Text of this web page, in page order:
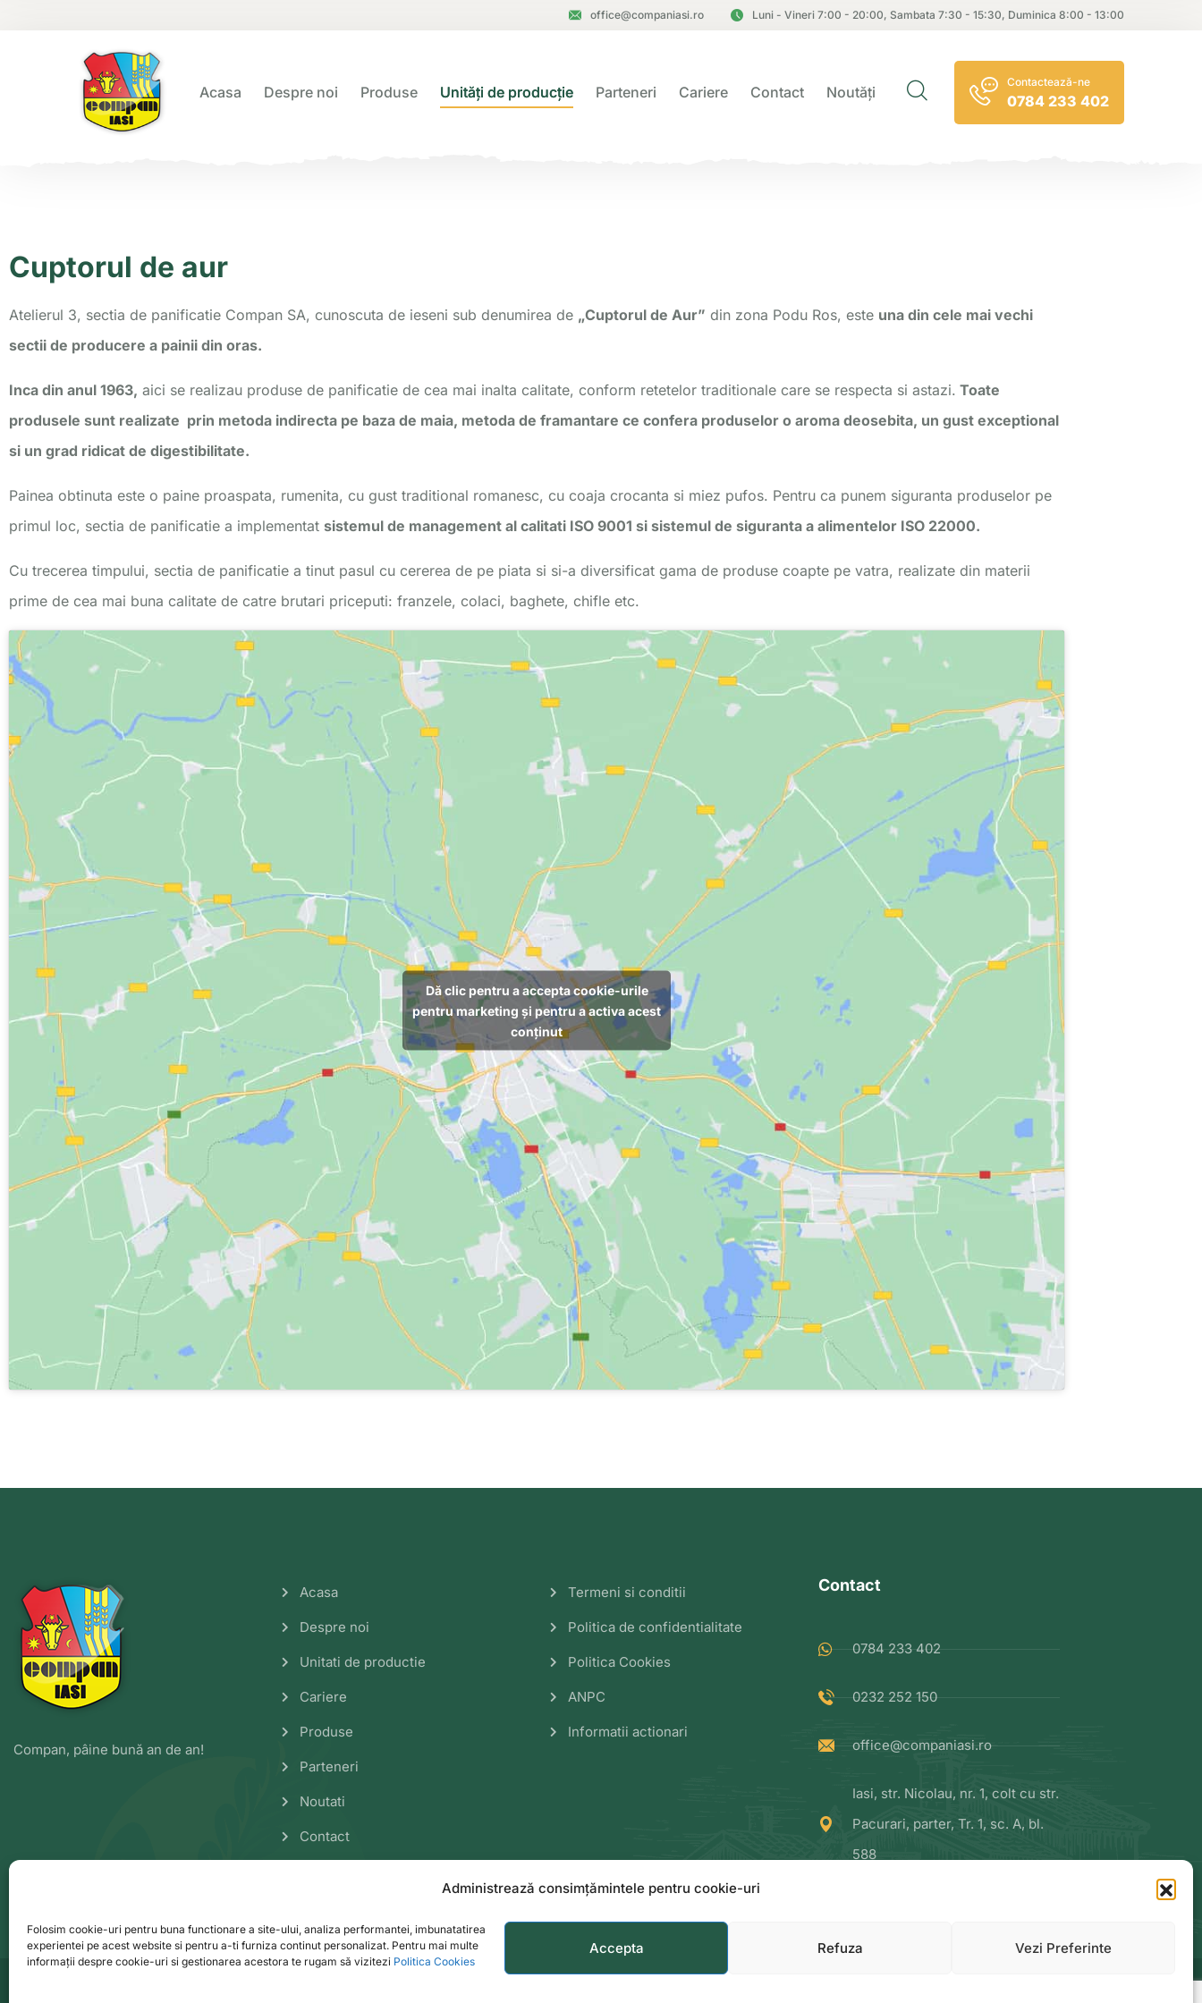
Administrează consimțămintele pentru cookie-uri
Folosim cookie-uri pentru buna functionare a site-ului, analiza performantei, imbunatatirea
experientei pe acest website si pentru a-ti furniza continut personalizat. Pentru mai multe
informații despre cookie-uri si gestionarea acestora te rugam să vizitezi Politica Cookies
Accepta Refuza Vezi Preferinte
office@companiasi.ro Luni - Vineri 7:00 - 20:00, Sambata 7:30 - 15:30, Duminica 8:00 - 13:00
Acasa Despre noi Produse Unități de producție Parteneri Cariere Contact Noutăți
Contactează-ne
0784 233 402
Cuptorul de aur
Atelierul 3, sectia de panificatie Compan SA, cunoscuta de ieseni sub denumirea de „Cuptorul de Aur” din zona Podu Ros, este una din cele mai vechi
sectii de producere a painii din oras.
Inca din anul 1963, aici se realizau produse de panificatie de cea mai inalta calitate, conform retetelor traditionale care se respecta si astazi. Toate
produsele sunt realizate prin metoda indirecta pe baza de maia, metoda de framantare ce confera produselor o aroma deosebita, un gust exceptional
si un grad ridicat de digestibilitate.
Painea obtinuta este o paine proaspata, rumenita, cu gust traditional romanesc, cu coaja crocanta si miez pufos. Pentru ca punem siguranta produselor pe
primul loc, sectia de panificatie a implementat sistemul de management al calitati ISO 9001 si sistemul de siguranta a alimentelor ISO 22000.
Cu trecerea timpului, sectia de panificatie a tinut pasul cu cererea de pe piata si si-a diversificat gama de produse coapte pe vatra, realizate din materii
prime de cea mai buna calitate de catre brutari priceputi: franzele, colaci, baghete, chifle etc.
Dă clic pentru a accepta cookie-urile
pentru marketing și pentru a activa acest
conținut
Compan, pâine bună an de an!
Acasa
Despre noi
Unitati de productie
Cariere
Produse
Parteneri
Noutati
Contact
Termeni si conditii
Politica de confidentialitate
Politica Cookies
ANPC
Informatii actionari
Contact
0784 233 402
0232 252 150
office@companiasi.ro
Iasi, str. Nicolau, nr. 1, colt cu str.
Pacurari, parter, Tr. 1, sc. A, bl.
588